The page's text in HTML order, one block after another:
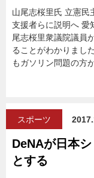
山尾志桜里氏 立憲民
支援者らに説明へ 愛
尾志桜里衆議院議員
ることがわかりまし
もガソリン問題の方
スポーツ
DeNAが日本
とする